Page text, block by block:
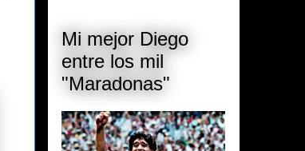
Mi mejor Diego
entre los mil
"Maradonas"